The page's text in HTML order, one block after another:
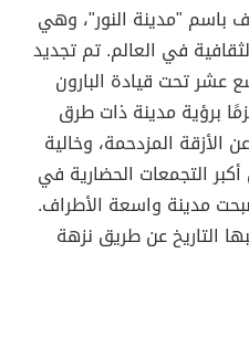
باسم "مدينة النور"، وهي
في العالم. تم تجديد
عشر تحت قيادة البارون
برؤية مدينة ذات طرق
المزدحمة، وخالية
التجمعات الحضارية في
مدينة واسعة الأطراف.
التاريخ عن طريق نزهة